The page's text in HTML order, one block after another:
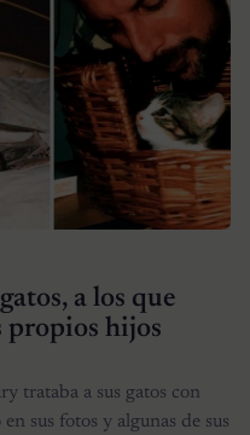
a los que
propios hijos
trataba a sus gatos con
sus fotos y algunas de sus